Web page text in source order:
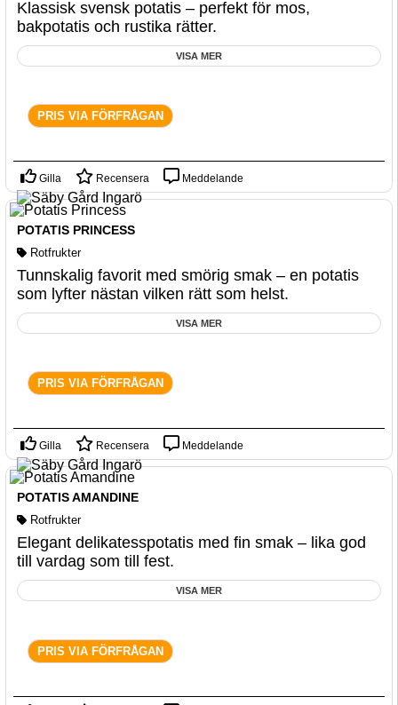
Klassisk svensk potatis – perfekt för mos,
bakpotatis och rustika rätter.
VISA MER
PRIS VIA FÖRFRÅGAN
Gilla Recensera Meddelande
POTATIS PRINCESS
Rotfrukter
Tunnskalig favorit med smörig smak – en potatis
som lyfter nästan vilken rätt som helst.
VISA MER
PRIS VIA FÖRFRÅGAN
Gilla Recensera Meddelande
POTATIS AMANDINE
Rotfrukter
Elegant delikatesspotatis med fin smak – lika god
till vardag som till fest.
VISA MER
PRIS VIA FÖRFRÅGAN